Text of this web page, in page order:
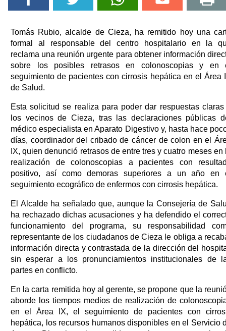
Tomás Rubio, alcalde de Cieza, ha remitido hoy una
formal al responsable del centro hospitalario en la
reclama una reunión urgente para obtener información
sobre los posibles retrasos en colonoscopias y en
seguimiento de pacientes con cirrosis hepática en el Área
de Salud.
Esta solicitud se realiza para poder dar respuestas claras
los vecinos de Cieza, tras las declaraciones públicas
médico especialista en Aparato Digestivo y, hasta hace
días, coordinador del cribado de cáncer de colon en el
IX, quien denunció retrasos de entre tres y cuatro meses en
realización de colonoscopias a pacientes con
positivo, así como demoras superiores a un año en
seguimiento ecográfico de enfermos con cirrosis hepática.
El Alcalde ha señalado que, aunque la Consejería de
ha rechazado dichas acusaciones y ha defendido el
funcionamiento del programa, su responsabilidad
representante de los ciudadanos de Cieza le obliga a
información directa y contrastada de la dirección del
sin esperar a los pronunciamientos institucionales de
partes en conflicto.
En la carta remitida hoy al gerente, se propone que la
aborde los tiempos medios de realización de
en el Área IX, el seguimiento de pacientes con
hepática, los recursos humanos disponibles en el Servicio